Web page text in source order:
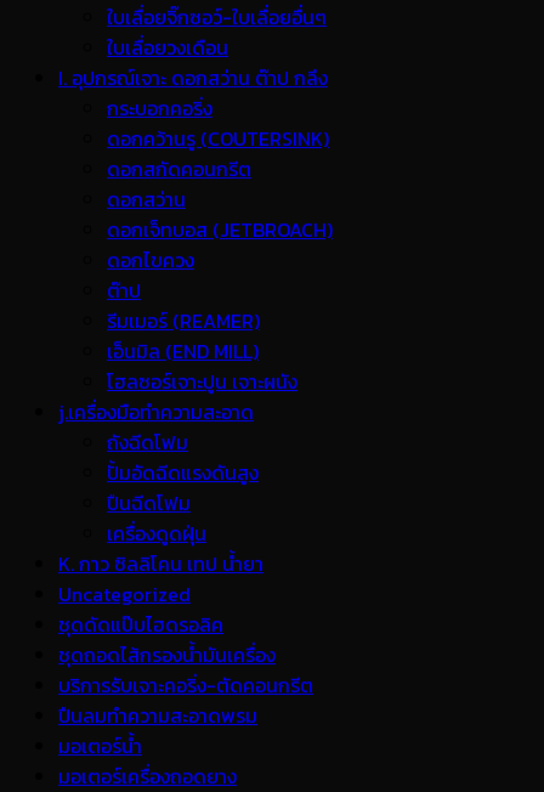
ใบเลื่อยจิ๊กซอว์-ใบเลื่อยอื่นๆ
ใบเลื่อยวงเดือน
I. อุปกรณ์เจาะ ดอกสว่าน ต๊าป กลึง
กระบอกคอริ่ง
ดอกคว้านรู (COUTERSINK)
ดอกสกัดคอนกรีต
ดอกสว่าน
ดอกเจ็ทบอส (JETBROACH)
ดอกไขควง
ต๊าป
รีมเมอร์ (REAMER)
เอ็นมิล (END MILL)
โฮลซอร์เจาะปูน เจาะผนัง
j.เครื่องมือทำความสะอาด
ถังฉีดโฟม
ปั้มอัดฉีดแรงดันสูง
ปืนฉีดโฟม
เครื่องดูดฝุ่น
K. กาว ซิลลิโคน เทป น้ำยา
Uncategorized
ชุดดัดแป๊บไฮดรอลิค
ชุดถอดไส้กรองน้ำมันเครื่อง
บริการรับเจาะคอริ่ง-ตัดคอนกรีต
ปืนลมทำความสะอาดพรม
มอเตอร์น้ำ
มอเตอร์เครื่องถอดยาง